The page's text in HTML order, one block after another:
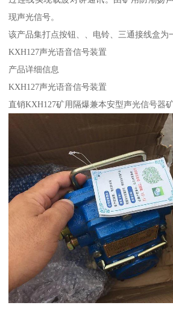
现声光信号。
该产品集打点按钮、、电铃、三通接线盒为
KXH127声光语音信号装置
产品详细信息
KXH127声光语音信号装置
直销KXH127矿用隔爆兼本安型声光信号器